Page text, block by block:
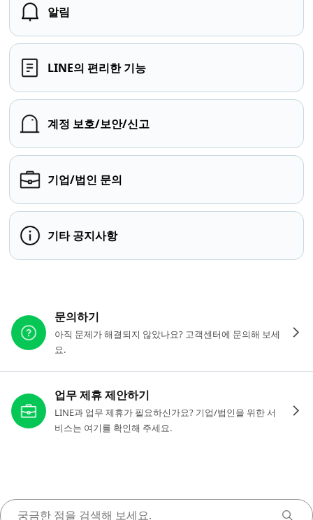
알림
LINE의 편리한 기능
계정 보호/보안/신고
기업/법인 문의
기타 공지사항
문의하기
아직 문제가 해결되지 않았나요? 고객센터에 문의해 보세
요.
업무 제휴 제안하기
LINE과 업무 제휴가 필요하신가요? 기업/법인을 위한 서
비스는 여기를 확인해 주세요.